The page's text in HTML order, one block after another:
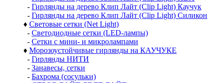
- Гирлянды на дерево Клип Лайт (Clip Light) Каучук
- Гирлянды на дерево Клип Лайт (Clip Light) Силикон
♦ Световые сетки (Net Light)
- Светодиодные сетки (LED-лампы)
- Сетки с мини- и микролампами
♦ Морозоустойчивые гирлянды на КАУЧУКЕ
- Гирлянды НИТИ
- Занавесы, сетки
- Бахрома (сосульки)